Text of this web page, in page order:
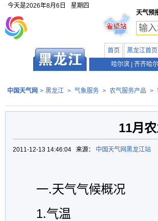
今天是2026年8月6日
星期四
天气预
首页 黑龙江首页
哈尔滨
齐齐哈尔
中国天气网 > 黑龙江 > 气象服务 > 农气服务产品 >
11月
2011-12-13 14:46:04 来源： 中国天气网黑龙江站
一.天气气候概况
1.气温